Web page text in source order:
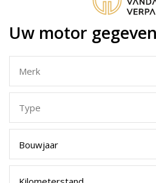
Uw motor